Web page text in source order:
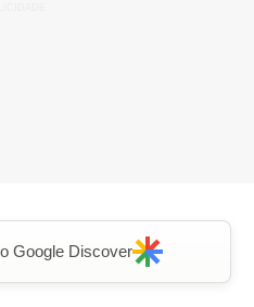
Google Discover